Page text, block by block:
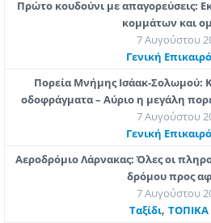
Πρώτο κουδούνι με απαγορεύσεις:
κομμάτων και
7 Αυγούστου
Γενική
Πορεία Μνήμης Ισάακ-Σολωμού:
οδοφράγματα – Αύριο η μεγάλη
7 Αυγούστου
Γενική
Αεροδρόμιο Λάρνακας: Όλες οι
δρόμου προς
7 Αυγούστου
Ταξίδι,